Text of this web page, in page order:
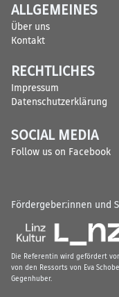
ALLGEMEINES
Über uns
Kontakt
RECHTLICHES
Impressum
Datenschutzerklärung
SOCIAL MEDIA
Follow us on Facebook
Fördergeber:innen und
Die Referentin wird gefördert
von den Ressorts von Eva
Gegenhuber.